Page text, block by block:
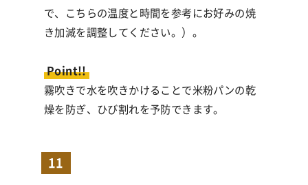
で、こちらの温度と時間を参考にお好みの焼
き加減を調整してください。）。
Point!!
霧吹きで水を吹きかけることで米粉パンの乾
燥を防ぎ、ひび割れを予防できます。
11